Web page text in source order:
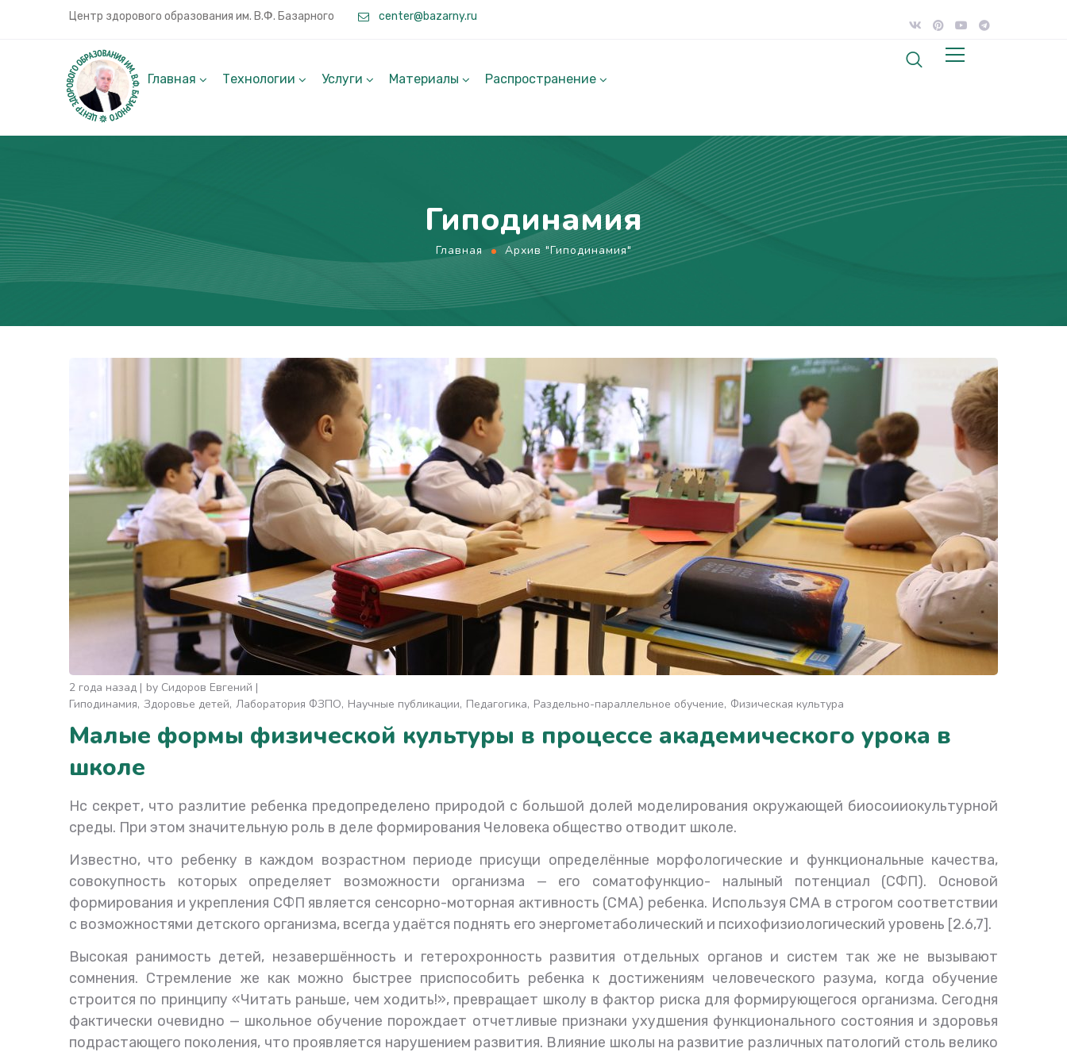
Центр здорового образования им. В.Ф. Базарного center@bazarny.ru
Главная Технологии Услуги Материалы Распространение
Гиподинамия
Главная Архив "Гиподинамия"
2 года назад by Сидоров Евгений
Гиподинамия Здоровье детей Лаборатория ФЗПО Научные публикации Педагогика Раздельно-параллельное обучение Физическая культура
Малые формы физической культуры в процессе академического урока в
школе
Нс секрет, что разлитие ребенка предопределено природой с большой долей моделирования окружающей биосоииокультурной
среды. При этом значительную роль в деле формирования Человека общество отводит школе.
Известно, что ребенку в каждом возрастном периоде присущи определённые морфологические и функциональные качества,
совокупность которых определяет возможности организма — его соматофункцио- налыный потенциал (СФП). Основой
формирования и укрепления СФП является сенсорно-моторная активность (СМА) ребенка. Используя СМА в строгом соответствии
с возможностями детского организма, всегда удаётся поднять его энергометаболический и психофизиологический уровень [2.6,7].
Высокая ранимость детей, незавершённость и гетерохронность развития отдельных органов и систем так же не вызывают
сомнения. Стремление же как можно быстрее приспособить ребенка к достижениям человеческого разума, когда обучение
строится по принципу «Читать раньше, чем ходить!», превращает школу в фактор риска для формирующегося организма. Сегодня
фактически очевидно — школьное обучение порождает отчетливые признаки ухудшения функционального состояния и здоровья
подрастающего поколения, что проявляется нарушением развития. Влияние школы на развитие различных патологий столь велико